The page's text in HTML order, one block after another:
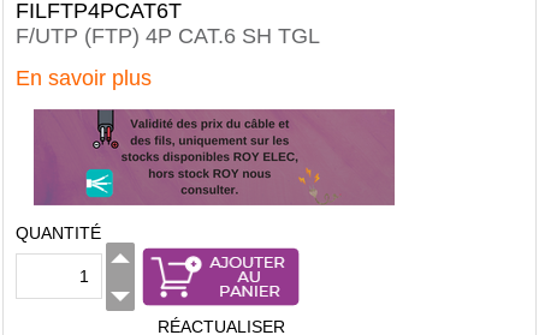
FILFTP4PCAT6T
F/UTP (FTP) 4P CAT.6 SH TGL
En savoir plus
QUANTITÉ
RÉACTUALISER